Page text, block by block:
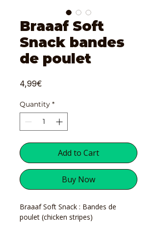
Braaaf Soft
Snack bandes
de poulet
4,99€
Quantity *
Add to Cart
Buy Now
Braaaf Soft Snack : Bandes de
poulet (chicken stripes)